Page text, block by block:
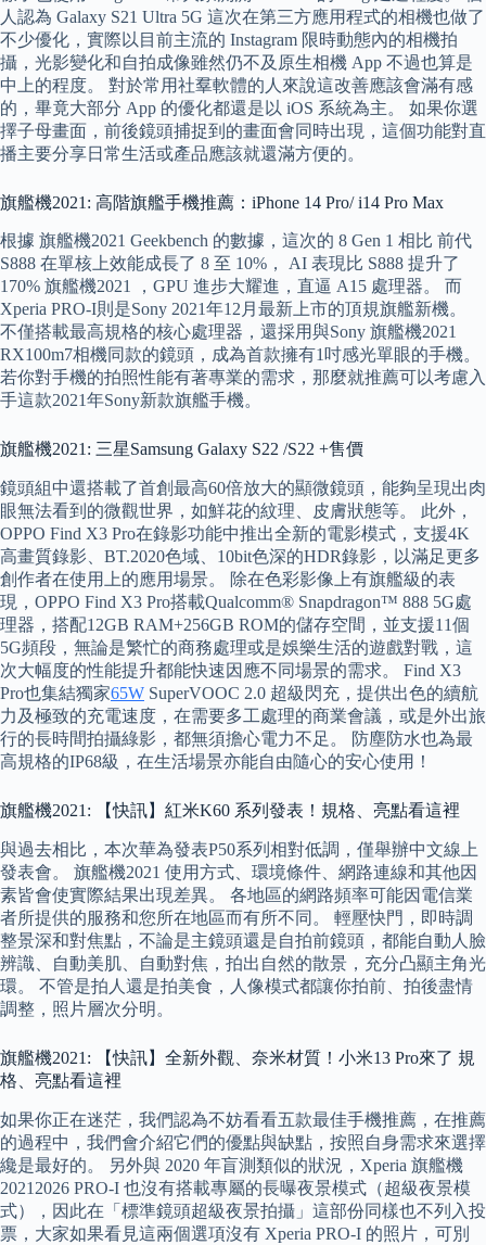
人認為 Galaxy S21 Ultra 5G 這次在第三方應用程式的相機也做了
不少優化，實際以目前主流的 Instagram 限時動態內的相機拍
攝，光影變化和自拍成像雖然仍不及原生相機 App 不過也算是
中上的程度。 對於常用社羣軟體的人來說這改善應該會滿有感
的，畢竟大部分 App 的優化都還是以 iOS 系統為主。 如果你選
擇子母畫面，前後鏡頭捕捉到的畫面會同時出現，這個功能對直
播主要分享日常生活或產品應該就還滿方便的。
旗艦機2021: 高階旗艦手機推薦：iPhone 14 Pro/ i14 Pro Max
根據 旗艦機2021 Geekbench 的數據，這次的 8 Gen 1 相比 前代
S888 在單核上效能成長了 8 至 10%， AI 表現比 S888 提升了
170% 旗艦機2021 ，GPU 進步大耀進，直逼 A15 處理器。 而
Xperia PRO-I則是Sony 2021年12月最新上市的頂規旗艦新機。
不僅搭載最高規格的核心處理器，還採用與Sony 旗艦機2021
RX100m7相機同款的鏡頭，成為首款擁有1吋感光單眼的手機。
若你對手機的拍照性能有著專業的需求，那麼就推薦可以考慮入
手這款2021年Sony新款旗艦手機。
旗艦機2021: 三星Samsung Galaxy S22 /S22 +售價
鏡頭組中還搭載了首創最高60倍放大的顯微鏡頭，能夠呈現出肉
眼無法看到的微觀世界，如鮮花的紋理、皮膚狀態等。 此外，
OPPO Find X3 Pro在錄影功能中推出全新的電影模式，支援4K
高畫質錄影、BT.2020色域、10bit色深的HDR錄影，以滿足更多
創作者在使用上的應用場景。 除在色彩影像上有旗艦級的表
現，OPPO Find X3 Pro搭載Qualcomm® Snapdragon™ 888 5G處
理器，搭配12GB RAM+256GB ROM的儲存空間，並支援11個
5G頻段，無論是繁忙的商務處理或是娛樂生活的遊戲對戰，這
次大幅度的性能提升都能快速因應不同場景的需求。 Find X3
Pro也集結獨家65W SuperVOOC 2.0 超級閃充，提供出色的續航
力及極致的充電速度，在需要多工處理的商業會議，或是外出旅
行的長時間拍攝綠影，都無須擔心電力不足。 防塵防水也為最
高規格的IP68級，在生活場景亦能自由隨心的安心使用！
旗艦機2021: 【快訊】紅米K60 系列發表！規格、亮點看這裡
與過去相比，本次華為發表P50系列相對低調，僅舉辦中文線上
發表會。 旗艦機2021 使用方式、環境條件、網路連線和其他因
素皆會使實際結果出現差異。 各地區的網路頻率可能因電信業
者所提供的服務和您所在地區而有所不同。 輕壓快門，即時調
整景深和對焦點，不論是主鏡頭還是自拍前鏡頭，都能自動人臉
辨識、自動美肌、自動對焦，拍出自然的散景，充分凸顯主角光
環。 不管是拍人還是拍美食，人像模式都讓你拍前、拍後盡情
調整，照片層次分明。
旗艦機2021: 【快訊】全新外觀、奈米材質！小米13 Pro來了 規
格、亮點看這裡
如果你正在迷茫，我們認為不妨看看五款最佳手機推薦，在推薦
的過程中，我們會介紹它們的優點與缺點，按照自身需求來選擇
纔是最好的。 另外與 2020 年盲測類似的狀況，Xperia 旗艦機
20212026 PRO-I 也沒有搭載專屬的長曝夜景模式（超級夜景模
式），因此在「標準鏡頭超級夜景拍攝」這部份同樣也不列入投
票，大家如果看見這兩個選項沒有 Xperia PRO-I 的照片，可別